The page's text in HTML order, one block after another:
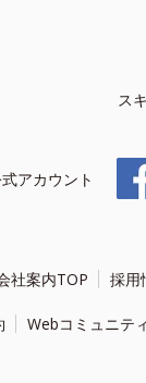
ス
アカウント
社案内TOP 採用
Webコミュニテ